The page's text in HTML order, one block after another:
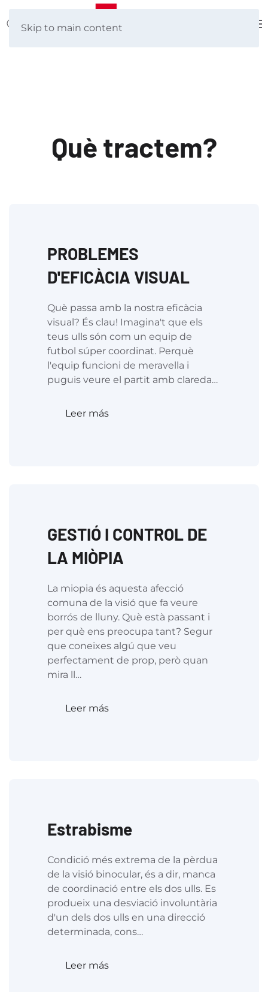
Skip to main content
Què tractem?
PROBLEMES
D'EFICÀCIA VISUAL
Què passa amb la nostra eficàcia
visual? És clau! Imagina't que els
teus ulls són com un equip de
futbol súper coordinat. Perquè
l'equip funcioni de meravella i
puguis veure el partit amb clareda…
Leer más
GESTIÓ I CONTROL DE
LA MIÒPIA
La miopia és aquesta afecció
comuna de la visió que fa veure
borrós de lluny. Què està passant i
per què ens preocupa tant? Segur
que coneixes algú que veu
perfectament de prop, però quan
mira ll…
Leer más
Estrabisme
Condició més extrema de la pèrdua
de la visió binocular, és a dir, manca
de coordinació entre els dos ulls. Es
produeix una desviació involuntària
d'un dels dos ulls en una direcció
determinada, cons…
Leer más